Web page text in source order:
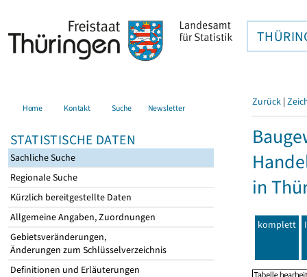
Home Kontakt Suche Newsletter
STATISTISCHE DATEN
Sachliche Suche
Regionale Suche
Kürzlich bereitgestellte Daten
Allgemeine Angaben, Zuordnungen
Gebietsveränderungen,
Änderungen zum Schlüsselverzeichnis
Definitionen und Erläuterungen
Zurück |
in
komplett